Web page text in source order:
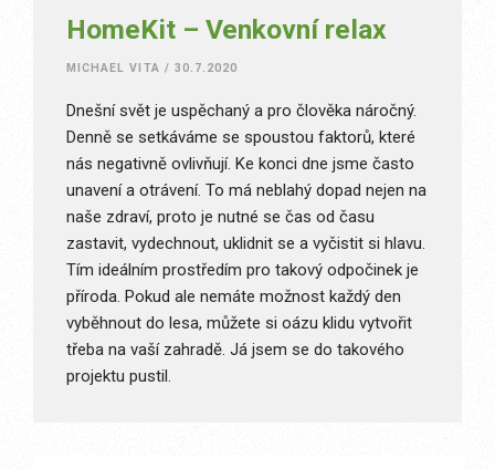
HomeKit – Venkovní relax
MICHAEL VITA / 30.7.2020
Dnešní svět je uspěchaný a pro člověka náročný.
Denně se setkáváme se spoustou faktorů, které
nás negativně ovlivňují. Ke konci dne jsme často
unavení a otrávení. To má neblahý dopad nejen na
naše zdraví, proto je nutné se čas od času
zastavit, vydechnout, uklidnit se a vyčistit si hlavu.
Tím ideálním prostředím pro takový odpočinek je
příroda. Pokud ale nemáte možnost každý den
vyběhnout do lesa, můžete si oázu klidu vytvořit
třeba na vaší zahradě. Já jsem se do takového
projektu pustil.